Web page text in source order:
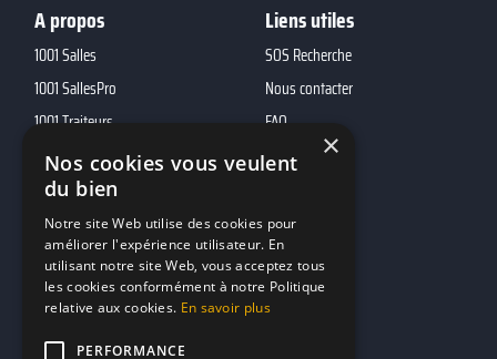
A propos
1001 Salles
1001 SallesPro
1001 Traiteurs
1001 DJ
10h01
MP2
Liens utiles
SOS Recherche
Nous contacter
FAQ
Contacts
marketing@reserverunbar.fr
11 rue Maurice Grandcoing
×
Nos cookies vous veulent
du bien
Notre site Web utilise des cookies pour
améliorer l'expérience utilisateur. En
utilisant notre site Web, vous acceptez tous
les cookies conformément à notre Politique
relative aux cookies. En savoir plus
PERFORMANCE